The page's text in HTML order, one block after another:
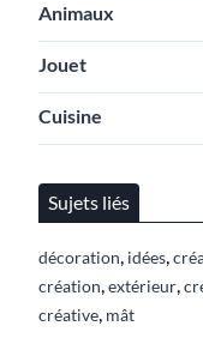
Animaux
Jouet
Cuisine
Sujets liés
décoration, idées,
création,extérieur,
créative, mât